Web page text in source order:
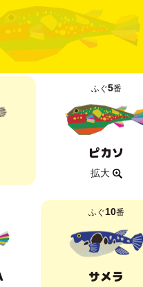
ふぐ5番
ピカソ
拡大
ふぐ10番
サメラ